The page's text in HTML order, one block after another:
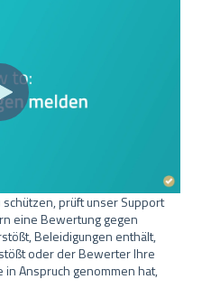
prüft unser Support
eine Bewertung gegen
Beleidigungen enthält,
oder der Bewerter Ihre
Anspruch genommen hat,